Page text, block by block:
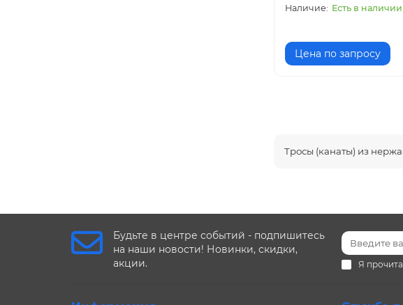
Есть в наличии
Цена по запросу
Тросы (канаты) из
Будьте в центре событий - подпишитесь
на наши новости! Новинки, скидки,
акции.
Я